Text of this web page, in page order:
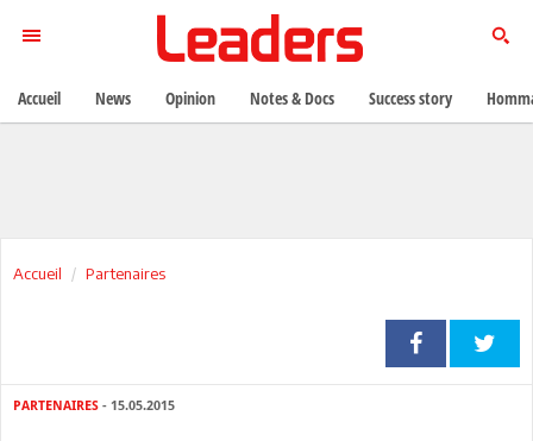
Accueil Partenaires
PARTENAIRES - 15.05.2015
Accueil News Opinion Notes & Docs Success story